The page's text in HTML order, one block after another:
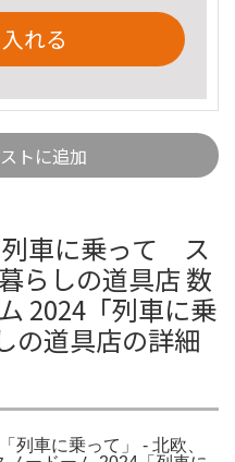
れる
トに追加
車に乗って ス
らしの道具店 数
2024「列車に乗
の道具店の詳細
列車に乗って」 - 北欧、